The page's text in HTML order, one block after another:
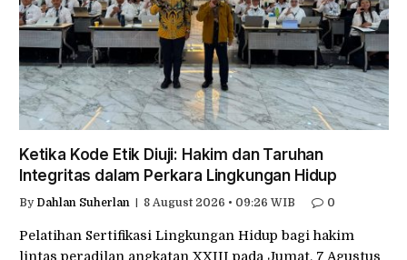
Ketika Kode Etik Diuji: Hakim dan Taruhan
Integritas dalam Perkara Lingkungan Hidup
By Dahlan Suherlan 8 August 2026 • 09:26 WIB 0
Pelatihan Sertifikasi Lingkungan Hidup bagi hakim
lintas peradilan angkatan XXIII pada Jumat, 7 Agustus